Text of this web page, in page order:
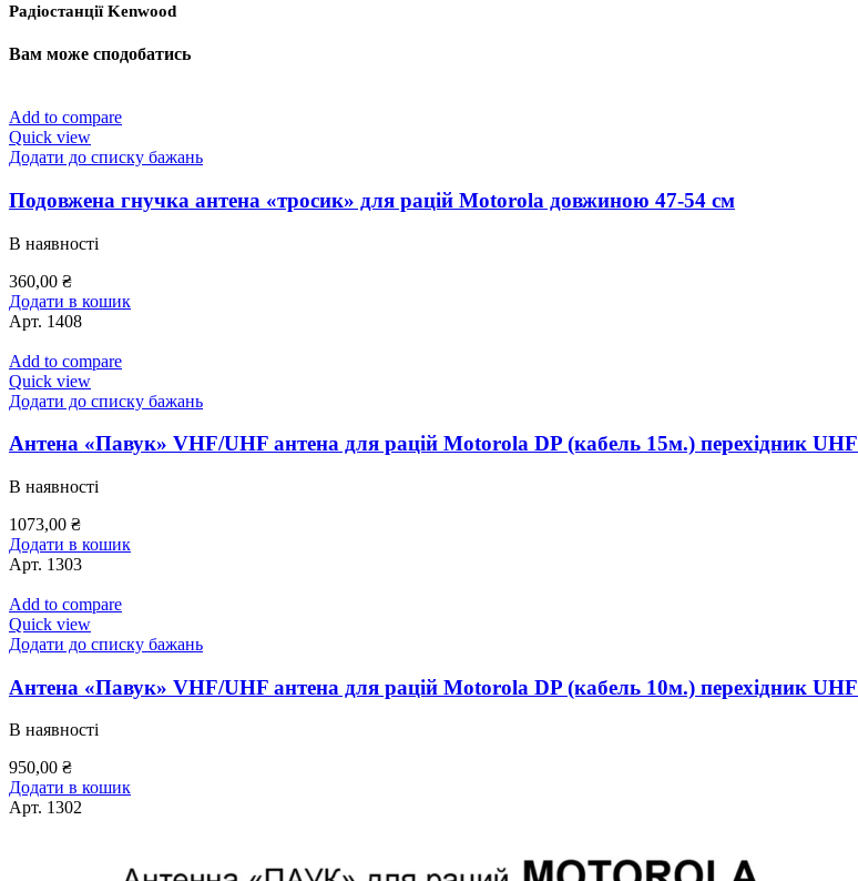
Радіостанції Kenwood
Вам може сподобатись
Add to compare
Quick view
Додати до списку бажань
Подовжена гнучка антена «тросик» для рацій Motorola довжиною 47-54 см
В наявності
360,00 ₴
Додати в кошик
Арт. 1408
Add to compare
Quick view
Додати до списку бажань
Антена «Павук» VHF/UHF антена для рацій Motorola DP (кабель 15м.) перехідник UHF
В наявності
1073,00 ₴
Додати в кошик
Арт. 1303
Add to compare
Quick view
Додати до списку бажань
Антена «Павук» VHF/UHF антена для рацій Motorola DP (кабель 10м.) перехідник UHF
В наявності
950,00 ₴
Додати в кошик
Арт. 1302